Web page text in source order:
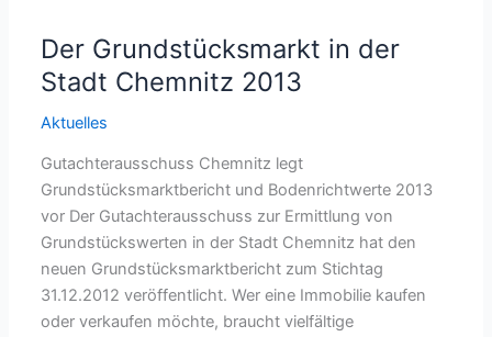
Der Grundstücksmarkt in der
Stadt Chemnitz 2013
Aktuelles
Gutachterausschuss Chemnitz legt
Grundstücksmarktbericht und Bodenrichtwerte 2013
vor Der Gutachterausschuss zur Ermittlung von
Grundstückswerten in der Stadt Chemnitz hat den
neuen Grundstücksmarktbericht zum Stichtag
31.12.2012 veröffentlicht. Wer eine Immobilie kaufen
oder verkaufen möchte, braucht vielfältige